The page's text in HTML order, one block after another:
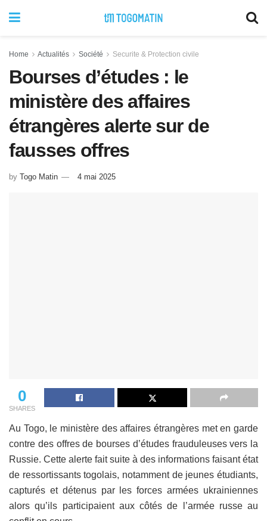
Home Actualités Société Securite & Protection civile
Bourses d’études : le
ministère des affaires
étrangères alerte sur de
fausses offres
by Togo Matin 4 mai 2025
0
SHARES
Au Togo, le ministère des affaires étrangères met en garde
contre des offres de bourses d’études frauduleuses vers la
Russie. Cette alerte fait suite à des informations faisant état
de ressortissants togolais, notamment de jeunes étudiants,
capturés et détenus par les forces armées ukrainiennes
alors qu’ils participaient aux côtés de l’armée russe au